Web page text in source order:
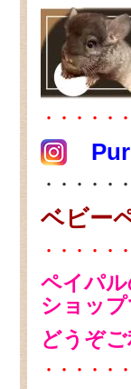
・・・・・
・・・・・
ベビー
・・・・・
ペイパ
ショッ
どうぞ
・・・・・